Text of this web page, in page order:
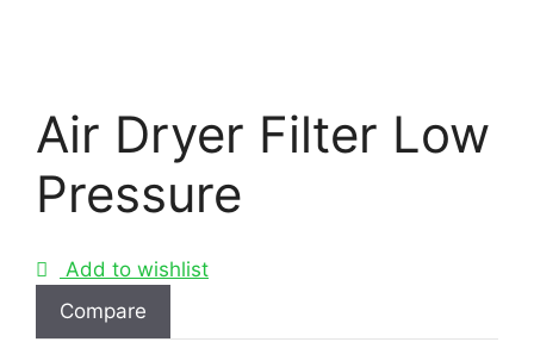
Air Dryer Filter Low
Pressure
Add to wishlist
Compare